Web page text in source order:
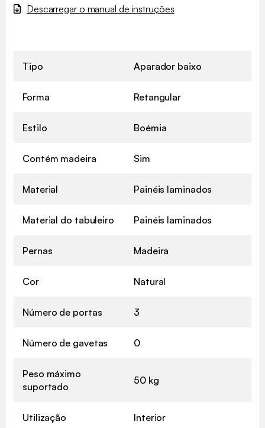
Descarregar o manual de instruções
Tipo Aparador baixo
Forma Retangular
Estilo Boémia
Contém madeira Sim
Material Painéis laminados
Material do tabuleiro Painéis laminados
Pernas Madeira
Cor Natural
Número de portas 3
Número de gavetas 0
Peso máximo
suportado
50 kg
Utilização Interior